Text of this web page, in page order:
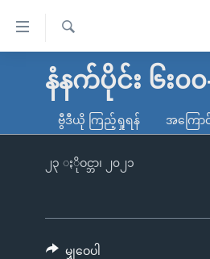
လွယ်ကူ
သည့်
မူလစာမျက်နှာ
ကမ္ဘာ့သတင်းများ
နိုင်ငံတကာ
တရုတ်
အစ္စရေး-ပါလက်စတိုင်း
ရပ်ဝန်းတခု လမ်းတခု အလွန်
အင်္ဂလိပ်စာလေ့လာမယ်
ရ
လာ
နံနက်ပိုင်း ၆း၀၀
ဗွီဒီယို ကြည့်ရှုရန် အကြော
၂၃ ႏိုဝင္ဘာ၊ ၂၀၂၁
မျှဝေပါ